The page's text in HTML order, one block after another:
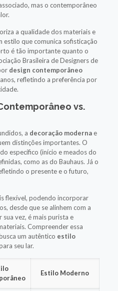
mas o contemporâneo
a qualidade dos materiais e
estilo que comunica sofisticação
é tão importante quanto o
Brasileira de Designers de
design contemporâneo
refletindo a preferência por
vs.
a decoração modernae
distinções importantes. O
específico (início e meados do
como as do Bauhaus. Já o
o presente e o futuro,
flexível, podendo incorporar
desde que se alinhem com a
vez, é mais purista e
Compreender essa
um autêntico estilo
seu lar.
Estilo Moderno